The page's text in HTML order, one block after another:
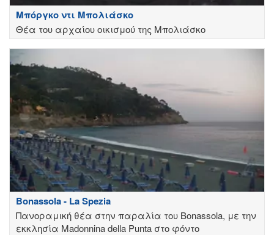
Μπόργκο ντι Μπολιάσκο
Θέα του αρχαίου οικισμού της Μπολιάσκο
Bonassola - La Spezia
Πανοραμική θέα στην παραλία του Bonassola, με την
εκκλησία Madonnina della Punta στο φόντο